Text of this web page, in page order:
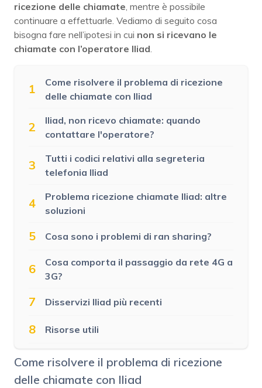
ricezione delle chiamate, mentre è possibile
continuare a effettuarle. Vediamo di seguito cosa
bisogna fare nell’ipotesi in cui non si ricevano le
chiamate con l’operatore Iliad.
1
Come risolvere il problema di ricezione
delle chiamate con Iliad
2
Iliad, non ricevo chiamate: quando
contattare l'operatore?
3
Tutti i codici relativi alla segreteria
telefonia Iliad
4
Problema ricezione chiamate Iliad: altre
soluzioni
5 Cosa sono i problemi di ran sharing?
6
Cosa comporta il passaggio da rete 4G a
3G?
7 Disservizi Iliad più recenti
8 Risorse utili
Come risolvere il problema di ricezione
delle chiamate con Iliad